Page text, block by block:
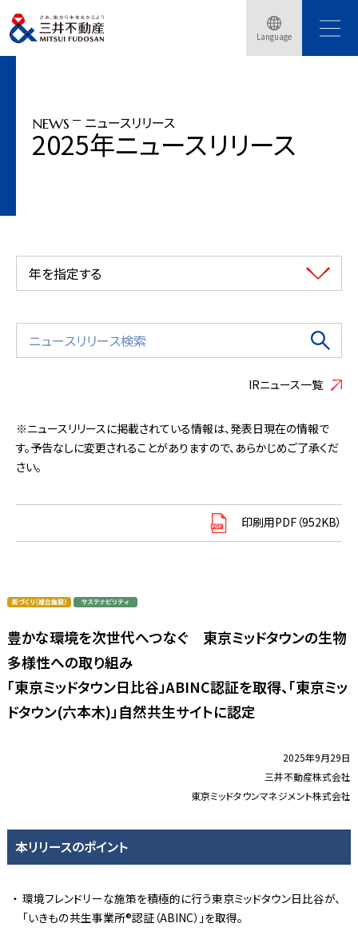
Language
トップページ ニュースリリース
「東京ミッドタウン日比谷」ABINC認証を取得、「東京ミッドタウン(六本木)」自然
共生サイトに認定
NEWS ニュースリリース
2025年ニュースリリース
年を指定する
IRニュース一覧
※ニュースリリースに掲載されている情報は、発表日現在の情報で
す。予告なしに変更されることがありますので、あらかじめご了承くだ
さい。
印刷用PDF（952KB）
豊かな環境を次世代へつなぐ 東京ミッドタウンの生物
多様性への取り組み
「東京ミッドタウン日比谷」ABINC認証を取得、「東京ミッ
ドタウン(六本木)」自然共生サイトに認定
2025年9月29日
三井不動産株式会社
東京ミッドタウンマネジメント株式会社
本リリースのポイント
環境フレンドリーな施策を積極的に行う東京ミッドタウン日比谷が、
「いきもの共生事業所®認証（ABINC）」を取得。